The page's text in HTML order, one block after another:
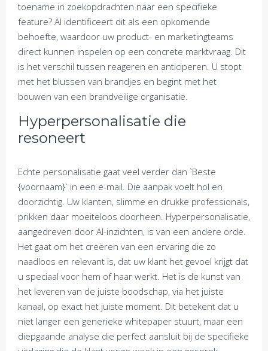
toename in zoekopdrachten naar een specifieke
feature? AI identificeert dit als een opkomende
behoefte, waardoor uw product- en marketingteams
direct kunnen inspelen op een concrete marktvraag. Dit
is het verschil tussen reageren en anticiperen. U stopt
met het blussen van brandjes en begint met het
bouwen van een brandveilige organisatie.
Hyperpersonalisatie die
resoneert
Echte personalisatie gaat veel verder dan `Beste
{voornaam}` in een e-mail. Die aanpak voelt hol en
doorzichtig. Uw klanten, slimme en drukke professionals,
prikken daar moeiteloos doorheen. Hyperpersonalisatie,
aangedreven door AI-inzichten, is van een andere orde.
Het gaat om het creëren van een ervaring die zo
naadloos en relevant is, dat uw klant het gevoel krijgt dat
u speciaal voor hem of haar werkt. Het is de kunst van
het leveren van de juiste boodschap, via het juiste
kanaal, op exact het juiste moment. Dit betekent dat u
niet langer een generieke whitepaper stuurt, maar een
diepgaande analyse die perfect aansluit bij de specifieke